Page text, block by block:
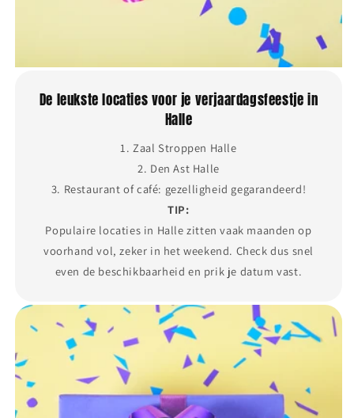
De leukste locaties voor je verjaardagsfeestje in
Halle
1. Zaal Stroppen Halle
2. Den Ast Halle
3. Restaurant of café: gezelligheid gegarandeerd!
TIP:
Populaire locaties in Halle zitten vaak maanden op
voorhand vol, zeker in het weekend. Check dus snel
even de beschikbaarheid en prik je datum vast.